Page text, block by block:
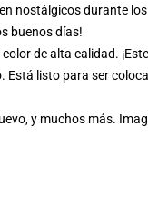
nostálgicos durante
buenos días!
de alta calidad.
listo para ser
y muchos más.